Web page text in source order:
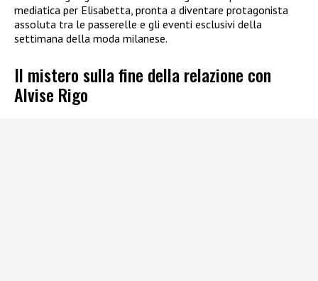
mediatica per Elisabetta, pronta a diventare protagonista
assoluta tra le passerelle e gli eventi esclusivi della
settimana della moda milanese.
Il mistero sulla fine della relazione con
Alvise Rigo